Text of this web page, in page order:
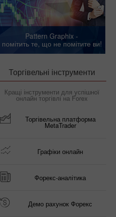
Pattern Graphix -
помітить те, що не помітите ви!
Торгівельні інструменти
Кращі інструменти для успішної
онлайн торгівлі на Forex
Торгівельна платформа
MetaTrader
Графіки онлайн
Форекс-аналітика
Демо рахунок Форекс